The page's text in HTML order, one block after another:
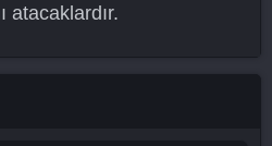
atacaklardır.